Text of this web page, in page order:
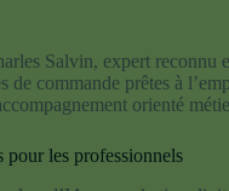
Salvin, expert
de commande prêtes à
orienté
pour les professionnels